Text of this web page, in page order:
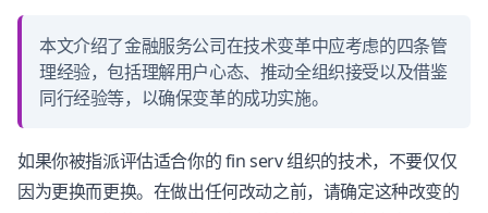
本文介绍了金融服务公司在技术变革中应考虑的四条管
理经验，包括理解用户心态、推动全组织接受以及借鉴
同行经验等，以确保变革的成功实施。
如果你被指派评估适合你的 fin serv 组织的技术，不要仅仅
因为更换而更换。在做出任何改动之前，请确定这种改变的